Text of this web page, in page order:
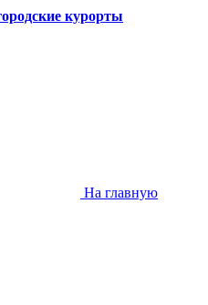
курорты
На главную